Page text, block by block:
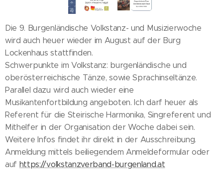
Die 9. Burgenländische Volkstanz- und Musizierwoche
wird auch heuer wieder im August auf der Burg
Lockenhaus stattfinden.
Schwerpunkte im Volkstanz: burgenländische und
oberösterreichische Tänze, sowie Sprachinseltänze.
Parallel dazu wird auch wieder eine
Musikantenfortbildung angeboten. Ich darf heuer als
Referent für die Steirische Harmonika, Singreferent und
Mithelfer in der Organisation der Woche dabei sein.
Weitere Infos findet ihr direkt in der Ausschreibung.
Anmeldung mittels beiliegendem Anmeldeformular oder
auf https://volkstanzverband-burgenland.at